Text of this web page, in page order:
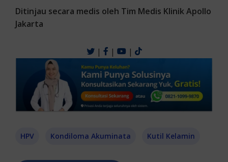
Ditinjau secara medis oleh Tim Medis Klinik Apollo
Jakarta
| | |
HPV Kondiloma Akuminata Kutil Kelamin